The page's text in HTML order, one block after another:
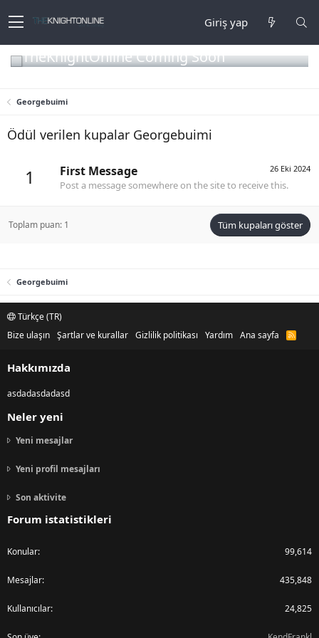
Giriş yap
TheKnightOnline Coming Soon
Georgebuimi
Ödül verilen kupalar Georgebuimi
1 26 Eki 2024
First Message
Post a message somewhere on the site to receive this.
Toplam puan: 1 Tüm kupaları göster
Georgebuimi
Türkçe (TR)
Bize ulaşın Şartlar ve kurallar Gizlilik politikası Yardım Ana sayfa
R
Hakkımızda
asdadasdadasd
Neler yeni
Yeni mesajlar
Yeni profil mesajları
Son aktivite
Forum istatistikleri
Konular 99,614
Mesajlar 435,848
Kullanıcılar 24,825